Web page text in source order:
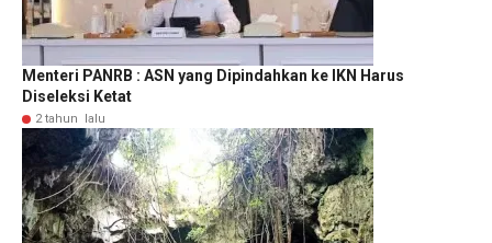
Menteri PANRB : ASN yang Dipindahkan ke IKN Harus
Diseleksi Ketat
2 tahun lalu